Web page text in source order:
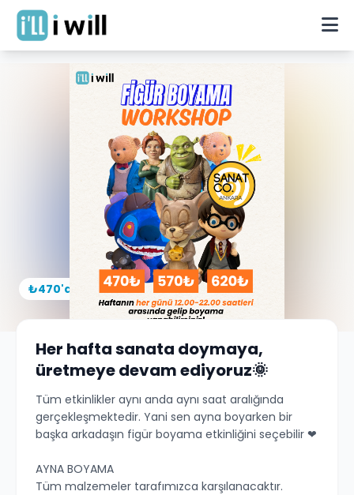
₺470'den başlayan 🖌️
Her hafta sanata doymaya,
üretmeye devam ediyoruz🌞
Tüm etkinlikler aynı anda aynı saat aralığında
gerçekleşmektedir. Yani sen ayna boyarken bir
başka arkadaşın figür boyama etkinliğini seçebilir ❤
AYNA BOYAMA
Tüm malzemeler tarafımızca karşılanacaktır.